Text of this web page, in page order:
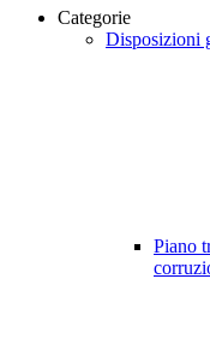
Categorie
Disposizioni
Piano